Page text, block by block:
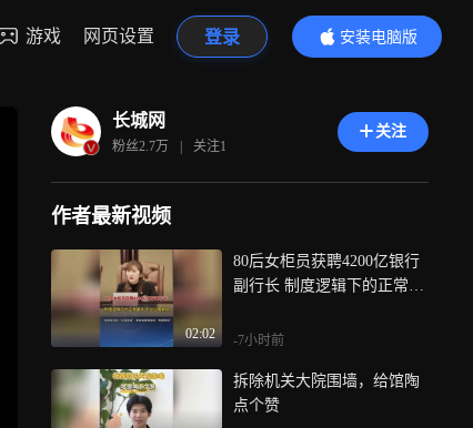
游戏 网页设置 登录
安装电脑版
内容更精彩
长城网
粉丝2.7万 | 关注1
关注
作者最新视频
02:02
80后女柜员获聘4200亿银行
副行长 制度逻辑下的正常晋
养的水到渠成，更有监管核
-7小时前
拆除机关大院围墙，给馆陶
点个赞